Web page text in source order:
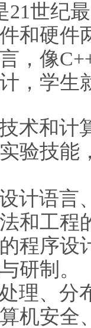
世纪最
和硬件
，像
，学生
和计
验技能
语言
和工程
程序设
研制。
、分
机安全